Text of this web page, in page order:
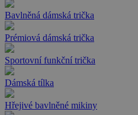
Bavlněná dámská trička
Prémiová dámská trička
Sportovní funkční trička
Dámská tílka
Hřejivé bavlněné mikiny